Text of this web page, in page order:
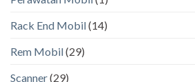
Rack End Mobil(14)
Rem Mobil(29)
Scanner(29)